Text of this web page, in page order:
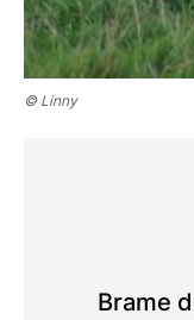
© Linny
Brame